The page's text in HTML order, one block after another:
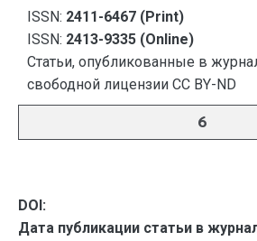
ISSN: 2411-6467 (Print)
ISSN: 2413-9335 (Online)
Статьи, опубликованные в
свободной лицензии CC BY-ND
6
DOI:
Дата публикации статьи в